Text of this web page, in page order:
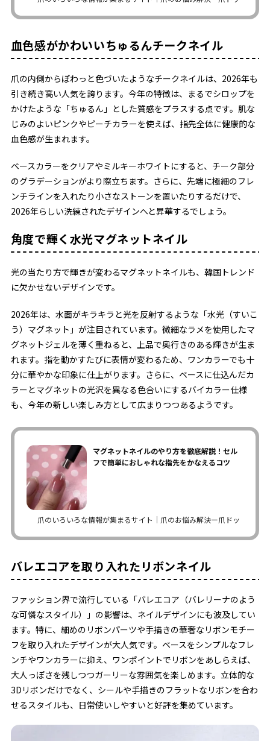
血色感がかわいいちゅるんチークネイル
爪の内側からぽわっと色づいたようなチークネイルは、2026年も
引き続き高い人気を誇ります。今年の特徴は、まるでシロップを
かけたような「ちゅるん」とした質感をプラスする点です。肌な
じみのよいピンクやピーチカラーを使えば、指先全体に健康的な
血色感が生まれます。
ベースカラーをクリアやミルキーホワイトにすると、チーク部分
のグラデーションがより際立ちます。さらに、先端に極細のフレ
ンチラインを入れたり小さなストーンを置いたりするだけで、
2026年らしい洗練されたデザインへと昇華するでしょう。
角度で輝く水光マグネットネイル
光の当たり方で輝きが変わるマグネットネイルも、韓国トレンド
に欠かせないデザインです。
2026年は、水面がキラキラと光を反射するような「水光（すいこ
う）マグネット」が注目されています。微細なラメを使用したマ
グネットジェルを薄く重ねると、上品で奥行きのある輝きが生ま
れます。指を動かすたびに表情が変わるため、ワンカラーでも十
分に華やかな印象に仕上がります。さらに、ベースに仕込んだカ
ラーとマグネットの光沢を異なる色合いにするバイカラー仕様
も、今年の新しい楽しみ方として広まりつつあるようです。
マグネットネイルのやり方を徹底解説！セル
フで簡単におしゃれな指先をかなえるコツ
爪のいろいろな情報が集まるサイト｜爪のお悩み解決ー爪ドットコム
バレエコアを取り入れたリボンネイル
ファッション界で流行している「バレエコア（バレリーナのよう
な可憐なスタイル）」の影響は、ネイルデザインにも波及してい
ます。特に、細めのリボンパーツや手描きの華奢なリボンモチー
フを取り入れたデザインが大人気です。ベースをシンプルなフレ
ンチやワンカラーに抑え、ワンポイントでリボンをあしらえば、
大人っぽさを残しつつガーリーな雰囲気を楽しめます。立体的な
3Dリボンだけでなく、シールや手描きのフラットなリボンを合わ
せるスタイルも、日常使いしやすいと好評を集めています。